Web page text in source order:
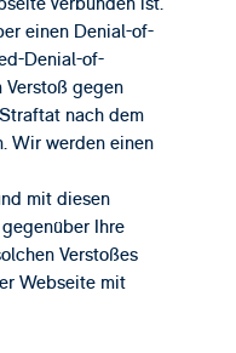
einen Denial-of-
Denial-of-
gegen
nach dem
Wir werden einen
mit diesen
Ihre
Verstoßes
Webseite mit